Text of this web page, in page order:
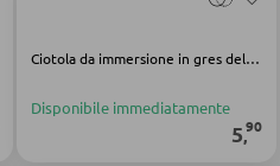
Ciotola da immersione in gres della collezione Nature Earth
Disponibile immediatamente
5,90